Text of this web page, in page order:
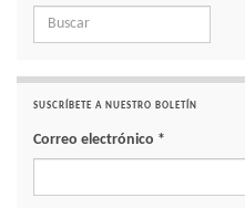
Search for:
SUSCRÍBETE A NUESTRO BOLETÍN
Correo electrónico *